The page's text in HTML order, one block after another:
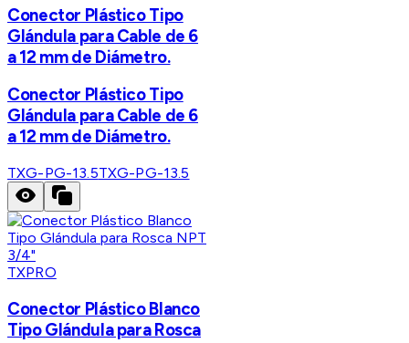
Conector Plástico Tipo
Glándula para Cable de 6
a 12 mm de Diámetro.
Conector Plástico Tipo
Glándula para Cable de 6
a 12 mm de Diámetro.
TXG-PG-13.5TXG-PG-13.5
TXPRO
Conector Plástico Blanco
Tipo Glándula para Rosca